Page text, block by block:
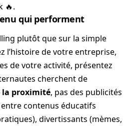
🔥.
qui performent
plutôt que sur la simple
l’histoire de votre entreprise,
de votre activité, présentez
cherchent de
la proximité, pas des publicités
contenus éducatifs
divertissants (mèmes,